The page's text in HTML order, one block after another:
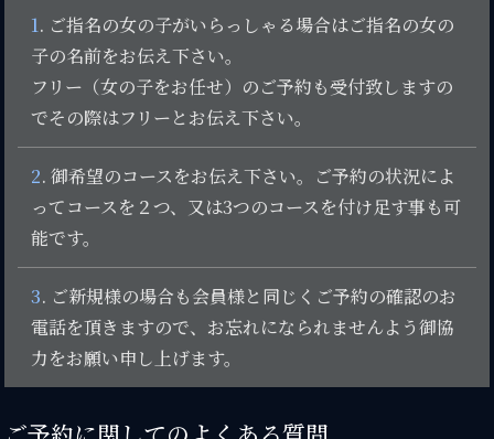
1. ご指名の女の子がいらっしゃる場合はご指名の女の
子の名前をお伝え下さい。
フリー（女の子をお任せ）のご予約も受付致しますの
でその際はフリーとお伝え下さい。
2. 御希望のコースをお伝え下さい。ご予約の状況によ
ってコースを２つ、又は3つのコースを付け足す事も可
能です。
3. ご新規様の場合も会員様と同じくご予約の確認のお
電話を頂きますので、お忘れになられませんよう御協
力をお願い申し上げます。